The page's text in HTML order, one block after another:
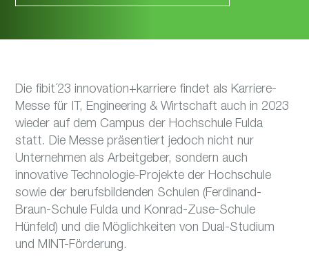
Die fibit´23 innovation+karriere findet als Karriere-
Messe für IT, Engineering & Wirtschaft auch in 2023
wieder auf dem Campus der Hochschule Fulda
statt. Die Messe präsentiert jedoch nicht nur
Unternehmen als Arbeitgeber, sondern auch
innovative Technologie-Projekte der Hochschule
sowie der berufsbildenden Schulen (Ferdinand-
Braun-Schule Fulda und Konrad-Zuse-Schule
Hünfeld) und die Möglichkeiten von Dual-Studium
und MINT-Förderung.